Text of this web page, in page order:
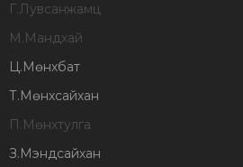
Г.Лувсанжамц
М.Мандхай
Ц.Мөнхбат
Т.Мөнхсайхан
П.Мөнхтулга
З.Мэндсайхан